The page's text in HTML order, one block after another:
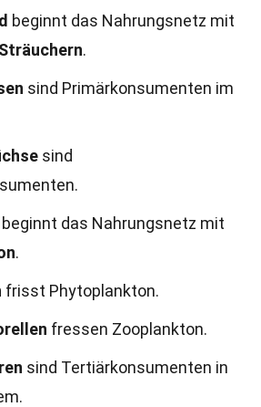
beginnt das Nahrungsnetz mit
Sträuchern.
sind Primärkonsumenten im
sind
beginnt das Nahrungsnetz mit
.
frisst Phytoplankton.
fressen Zooplankton.
sind Tertiärkonsumenten in